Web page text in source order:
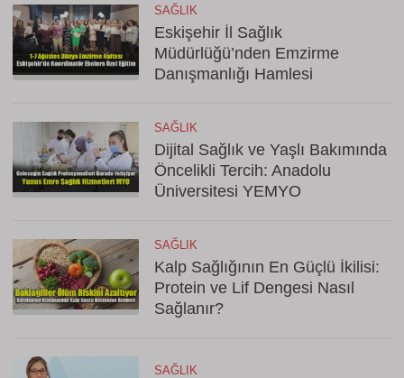
SAĞLIK
Eskişehir İl Sağlık
Müdürlüğü’nden Emzirme
Danışmanlığı Hamlesi
SAĞLIK
Dijital Sağlık ve Yaşlı Bakımında
Öncelikli Tercih: Anadolu
Üniversitesi YEMYO
SAĞLIK
Kalp Sağlığının En Güçlü İkilisi:
Protein ve Lif Dengesi Nasıl
Sağlanır?
SAĞLIK